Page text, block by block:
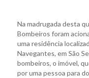
Na madrugada desta
Bombeiros foram
uma residência
Navegantes, em São
bombeiros, o imóvel,
por uma pessoa para